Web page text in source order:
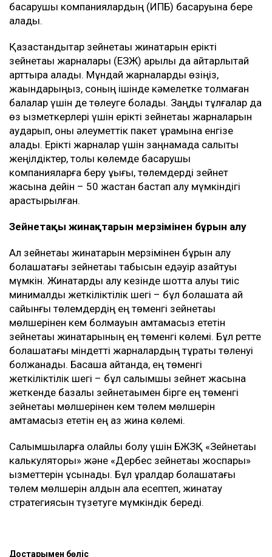
басқарушы компаниялардың (ИПБ) басқаруына бере
алады.
Қазақстандықтар зейнетақы жинақтарын ерікті
зейнетақы жарналары (ЕЗЖ) арқылы да айтарлықтай
арттыра алады. Мұндай жарналарды өзіңіз,
жақындарыңыз, соның ішінде кәмелетке толмаған
балалар үшін де төлеуге болады. Заңды тұлғалар да
өз қызметкерлері үшін ерікті зейнетақы жарналарын
аударып, оны әлеуметтік пакет құрамына енгізе
алады. Ерікті жарналар үшін заңнамада салықтық
жеңілдіктер, толық көлемде басқарушы
компанияларға беру құқығы, төлемдерді зейнет
жасына дейін – 50 жастан бастап алу мүмкіндігі
қарастырылған.
Зейнетақы жинақтарын мерзімінен бұрын алу
Ал зейнетақы жинақтарын мерзімінен бұрын алу
болашақтағы зейнетақы табысын едәуір азайтуы
мүмкін. Жинақтарды алу кезінде шотта қалуы тиіс
минималды жеткіліктілік шегі – бұл болашақта ай
сайынғы төлемдердің ең төменгі зейнетақы
мөлшерінен кем болмауын қамтамасыз ететін
зейнетақы жинақтарының ең төменгі көлемі. Бұл ретте
болашақтағы міндетті жарналардың тұрақты төленуі
болжанады. Басқаша айтқанда, ең төменгі
жеткіліктілік шегі – бұл салымшы зейнет жасына
жеткенде базалық зейнетақымен бірге ең төменгі
зейнетақы мөлшерінен кем төлем мөлшерін
қамтамасыз ететін ең аз жинақ көлемі.
Салымшыларға қолайлы болу үшін БЖЗҚ «Зейнетақы
калькуляторы» және «Дербес зейнетақы жоспары»
қызметтерін ұсынады. Бұл құралдар болашақтағы
төлем мөлшерін алдын ала есептеп, жинақтау
стратегиясын түзетуге мүмкіндік береді.
Достарыңмен бөліс